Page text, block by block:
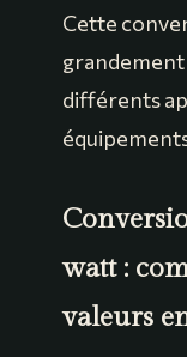
Cette
différents
watt :
valeurs